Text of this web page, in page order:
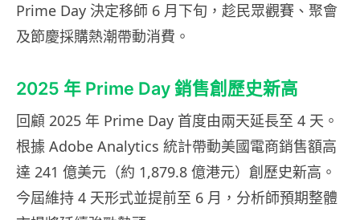
Prime Day 決定移師 6 月下旬，趁民眾觀賽、聚會
及節慶採購熱潮帶動消費。
2025 年 Prime Day 銷售創歷史新高
回顧 2025 年 Prime Day 首度由兩天延長至 4 天。
根據 Adobe Analytics 統計帶動美國電商銷售額高
達 241 億美元（約 1,879.8 億港元）創歷史新高。
今屆維持 4 天形式並提前至 6 月，分析師預期整體